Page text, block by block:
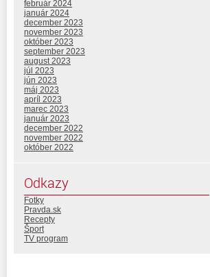
február 2024
január 2024
december 2023
november 2023
október 2023
september 2023
august 2023
júl 2023
jún 2023
máj 2023
apríl 2023
marec 2023
január 2023
december 2022
november 2022
október 2022
Odkazy
Fotky
Pravda.sk
Recepty
Šport
TV program